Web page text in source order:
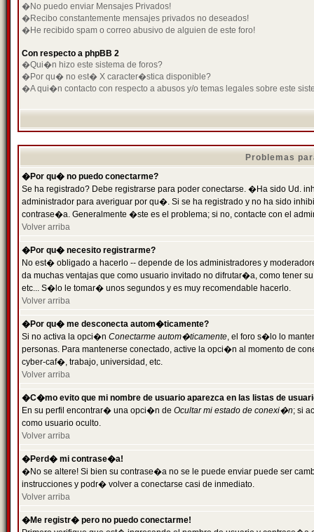
�No puedo enviar Mensajes Privados!
�Recibo constantemente mensajes privados no deseados!
�He recibido spam o correo abusivo de alguien de este foro!
Con respecto a phpBB 2
�Qui�n hizo este sistema de foros?
�Por qu� no est� X caracter�stica disponible?
�A qui�n contacto con respecto a abusos y/o temas legales sobre este
Problemas
�Por qu� no puedo conectarme?
Se ha registrado? Debe registrarse para poder conectarse. �Ha sido Ud.
administrador para averiguar por qu�. Si se ha registrado y no ha sido
contrase�a. Generalmente �ste es el problema; si no, contacte con el
Volver arriba
�Por qu� necesito registrarme?
No est� obligado a hacerlo -- depende de los administradores y
da muchas ventajas que como usuario invitado no difrutar�a, como tener
etc... S�lo le tomar� unos segundos y es muy recomendable hacerlo.
Volver arriba
�Por qu� me desconecta autom�ticamente?
Si no activa la opci�n Conectarme autom�ticamente, el foro s�lo lo
personas. Para mantenerse conectado, active la opci�n al momento de
cyber-caf�, trabajo, universidad, etc.
Volver arriba
�C�mo evito que mi nombre de usuario aparezca en las listas de
En su perfil encontrar� una opci�n de Ocultar mi estado de conexi�n; si
como usuario oculto.
Volver arriba
�Perd� mi contrase�a!
�No se altere! Si bien su contrase�a no se le puede enviar puede ser
instrucciones y podr� volver a conectarse casi de inmediato.
Volver arriba
�Me registr� pero no puedo conectarme!